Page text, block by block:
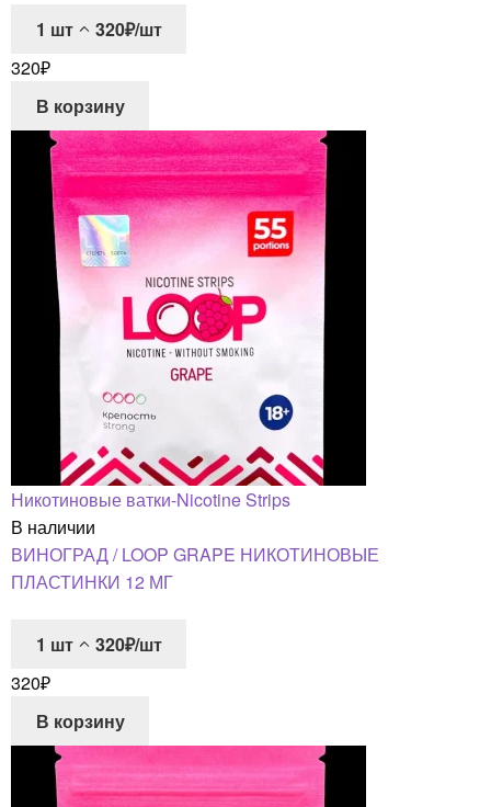
1 шт
320₽/шт
320₽
В корзину
Никотиновые ватки-Nicotine Strips
В наличии
ВИНОГРАД / LOOP GRAPE НИКОТИНОВЫЕ
ПЛАСТИНКИ 12 МГ
1 шт
320₽/шт
320₽
В корзину